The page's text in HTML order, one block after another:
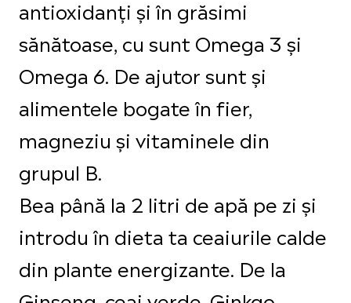
antioxidanți și în grăsimi
sănătoase, cu sunt Omega 3 și
Omega 6. De ajutor sunt și
alimentele bogate în fier,
magneziu și vitaminele din
grupul B.
Bea până la 2 litri de apă pe zi și
introdu în dieta ta ceaiurile calde
din plante energizante. De la